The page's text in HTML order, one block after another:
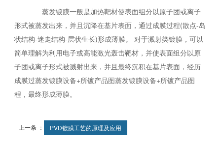
蒸发镀膜一般是加热靶材使表面组分以原子团或离子
形式被蒸发出来，并且沉降在基片表面，通过成膜过程(散点-岛
状结构-迷走结构-层状生长)形成薄膜。 对于溅射类镀膜，可以
简单理解为利用电子或高能激光轰击靶材，并使表面组分以原
子团或离子形式被溅射出来，并且最终沉积在基片表面，经历
成膜过蒸发镀膜设备+所镀产品图蒸发镀膜设备+所镀产品图
程，最终形成薄膜。
上一条 ： PVD镀膜工艺的原理及应用